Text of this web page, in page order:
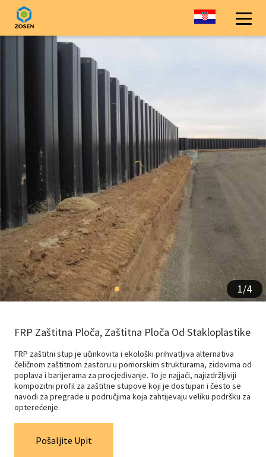
1/4
FRP Zaštitna Ploča, Zaštitna Ploča Od Stakloplastike
FRP zaštitni stup je učinkovita i ekološki prihvatljiva alternativa
čeličnom zaštitnom zastoru u pomorskim strukturama, zidovima od
poplava i barijerama za procjeđivanje. To je najjači, najizdržljiviji
kompozitni profil za zaštitne stupove koji je dostupan i često se
navodi za pregrade u područjima koja zahtijevaju veliku podršku za
opterećenje.
Pošaljite Upit